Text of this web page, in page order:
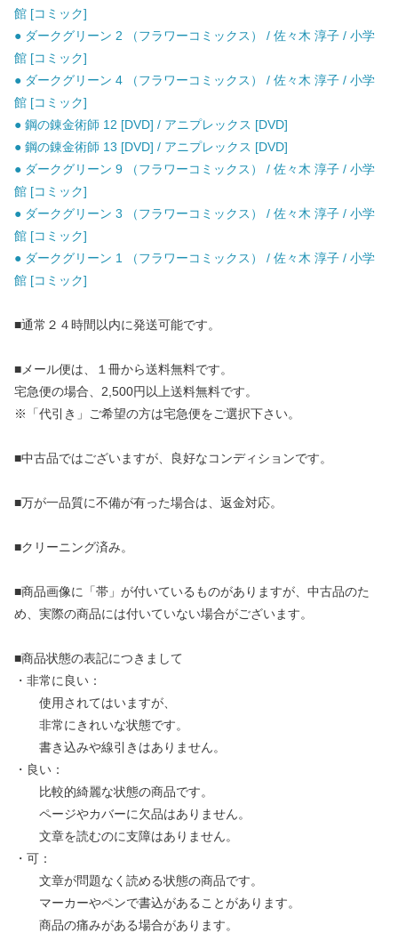
館 [コミック]
● ダークグリーン 2 （フラワーコミックス） / 佐々木 淳子 / 小学
館 [コミック]
● ダークグリーン 4 （フラワーコミックス） / 佐々木 淳子 / 小学
館 [コミック]
● 鋼の錬金術師 12 [DVD] / アニプレックス [DVD]
● 鋼の錬金術師 13 [DVD] / アニプレックス [DVD]
● ダークグリーン 9 （フラワーコミックス） / 佐々木 淳子 / 小学
館 [コミック]
● ダークグリーン 3 （フラワーコミックス） / 佐々木 淳子 / 小学
館 [コミック]
● ダークグリーン 1 （フラワーコミックス） / 佐々木 淳子 / 小学
館 [コミック]
■通常２４時間以内に発送可能です。
■メール便は、１冊から送料無料です。
宅急便の場合、2,500円以上送料無料です。
※「代引き」ご希望の方は宅急便をご選択下さい。
■中古品ではございますが、良好なコンディションです。
■万が一品質に不備が有った場合は、返金対応。
■クリーニング済み。
■商品画像に「帯」が付いているものがありますが、中古品のた
め、実際の商品には付いていない場合がございます。
■商品状態の表記につきまして
・非常に良い：
使用されてはいますが、
非常にきれいな状態です。
書き込みや線引きはありません。
・良い：
比較的綺麗な状態の商品です。
ページやカバーに欠品はありません。
文章を読むのに支障はありません。
・可：
文章が問題なく読める状態の商品です。
マーカーやペンで書込があることがあります。
商品の痛みがある場合があります。